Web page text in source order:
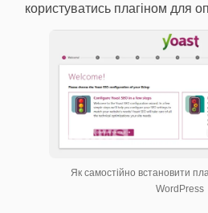
користуватись плагіном для
Як самостійно встановити
WordPress